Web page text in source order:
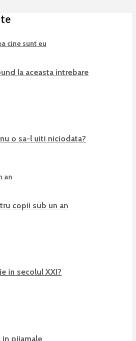
la aceasta intrebare
o sa-l uiti niciodata?
copii sub un an
in secolul XXI?
in pijamale